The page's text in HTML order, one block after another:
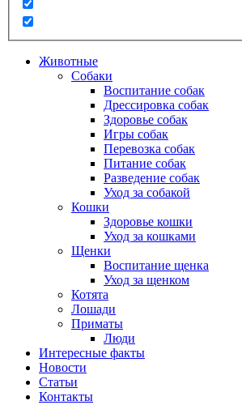
Животные
Собаки
Воспитание собак
Дрессировка собак
Здоровье собак
Игры собак
Перевозка собак
Питание собак
Разведение собак
Уход за собакой
Кошки
Здоровье кошки
Уход за кошками
Щенки
Воспитание щенка
Уход за щенком
Котята
Лошади
Приматы
Люди
Интересные факты
Новости
Статьи
Контакты